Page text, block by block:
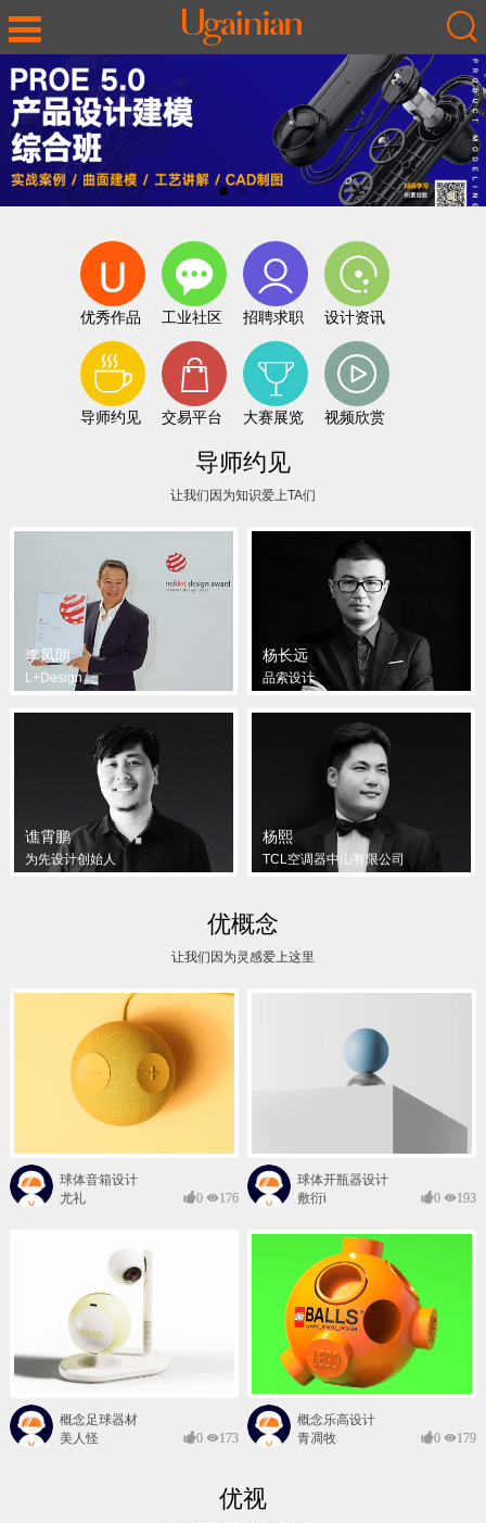
优秀作品 工业社区 招聘求职 设计资讯
导师约见 交易平台 大赛展览 视频欣赏
导师约见
让我们因为知识爱上TA们
李凤朗
L+Design
杨长远
品索设计
谯霄鹏
为先设计创始人
杨熙
TCL空调器中山有限公司
优概念
让我们因为灵感爱上这里
球体音箱设计
尤礼
0 176
球体开瓶器设计
敷衍i
0 193
概念足球器材
美人怪
0 173
概念乐高设计
青凋牧
0 179
优视